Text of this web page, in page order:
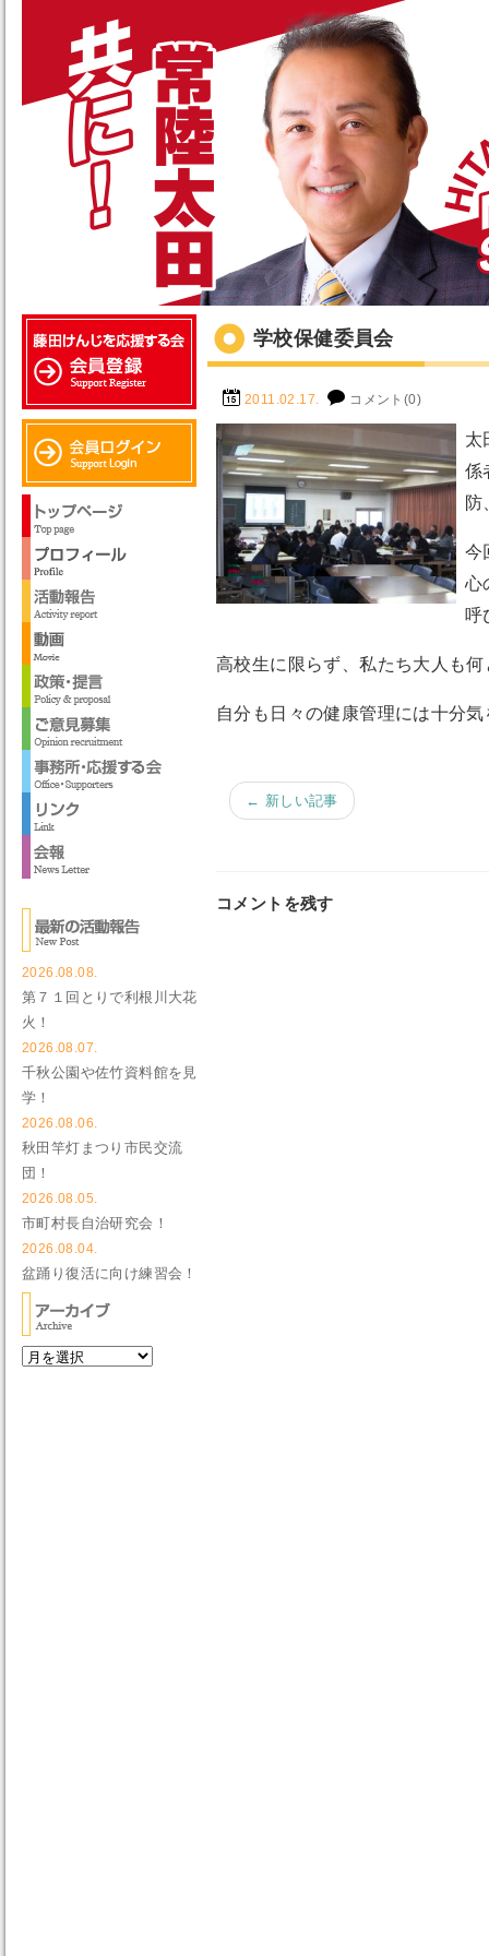
学校保健委員会
2011.02.17. コメント(0)
太
係
防
今
心
呼
高校生に限らず、私たち大人も
自分も日々の健康管理には十分
← 新しい記事
コメントを残す
2026.08.08.
第７１回とりで利根川大花
火！
2026.08.07.
千秋公園や佐竹資料館を見
学！
2026.08.06.
秋田竿灯まつり市民交流
団！
2026.08.05.
市町村長自治研究会！
2026.08.04.
盆踊り復活に向け練習会！